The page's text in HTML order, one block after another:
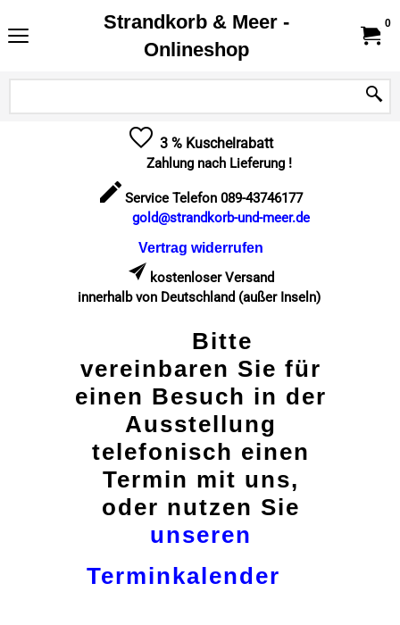
Strandkorb & Meer -
Onlineshop
0
3 % Kuschelrabatt
Zahlung nach Lieferung !
Service Telefon 089-43746177
gold@strandkorb-und-meer.de
Vertrag widerrufen
kostenloser Versand
innerhalb von Deutschland (außer Inseln)
Bitte
vereinbaren Sie für
einen Besuch in der
Ausstellung
telefonisch einen
Termin mit uns,
oder nutzen Sie
unseren
Terminkalender